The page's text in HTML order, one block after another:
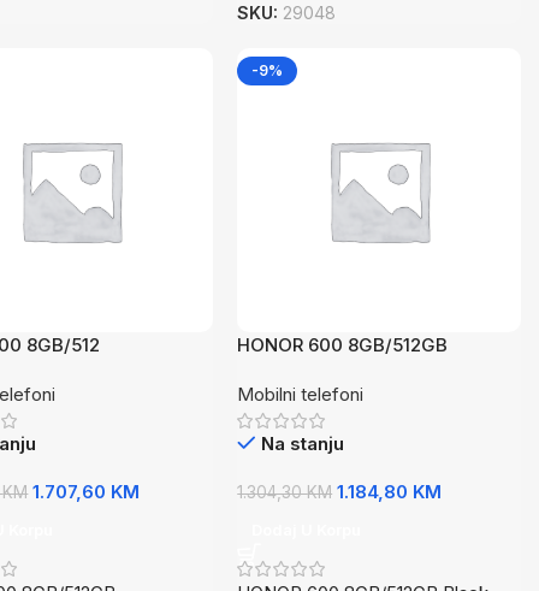
SKU: 29048
8GB/512
KM 1.707,60 KM
-9%
HONOR 600 8GB/512GB
Black
Mobilni telefoni
Na stanju
1.304,30KM 1.184,80 KM